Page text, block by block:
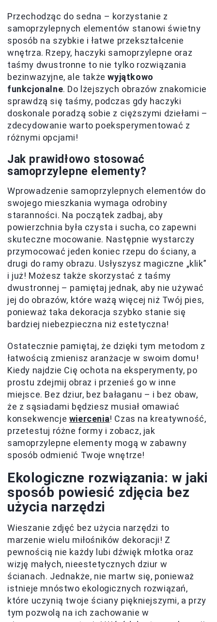
Przechodząc do sedna – korzystanie z
samoprzylepnych elementów stanowi świetny
sposób na szybkie i łatwe przekształcenie
wnętrza. Rzepy, haczyki samoprzylepne oraz
taśmy dwustronne to nie tylko rozwiązania
bezinwazyjne, ale takżewyjątkowo
funkcjonalne. Do lżejszych obrazów znakomicie
sprawdzą się taśmy, podczas gdy haczyki
doskonale poradzą sobie z cięższymi dziełami –
zdecydowanie warto poeksperymentować z
różnymi opcjami!
Jak prawidłowo stosować
samoprzylepne elementy?
Wprowadzenie samoprzylepnych elementów do
swojego mieszkania wymaga odrobiny
staranności. Na początek zadbaj, aby
powierzchnia była czysta i sucha, co zapewni
skuteczne mocowanie. Następnie wystarczy
przymocować jeden koniec rzepu do ściany, a
drugi do ramy obrazu. Usłyszysz magiczne „klik”
i już! Możesz także skorzystać z taśmy
dwustronnej – pamiętaj jednak, aby nie używać
jej do obrazów, które ważą więcej niż Twój pies,
ponieważ taka dekoracja szybko stanie się
bardziej niebezpieczna niż estetyczna!
Ostatecznie pamiętaj, że dzięki tym metodom z
łatwością zmienisz aranżacje w swoim domu!
Kiedy najdzie Cię ochota na eksperymenty, po
prostu zdejmij obraz i przenieś go w inne
miejsce. Bez dziur, bez bałaganu – i bez obaw,
że z sąsiadami będziesz musiał omawiać
konsekwencje wiercenia! Czas na kreatywność,
przetestuj różne formy i zobacz, jak
samoprzylepne elementy mogą w zabawny
sposób odmienić Twoje wnętrze!
Ekologiczne rozwiązania: w jaki
sposób powiesić zdjęcia bez
użycia narzędzi
Wieszanie zdjęć bez użycia narzędzi to
marzenie wielu miłośników dekoracji! Z
pewnością nie każdy lubi dźwięk młotka oraz
wizję małych, nieestetycznych dziur w
ścianach. Jednakże, nie martw się, ponieważ
istnieje mnóstwo ekologicznych rozwiązań,
które uczynią twoje ściany piękniejszymi, a przy
tym pozwolą na ich zachowanie w